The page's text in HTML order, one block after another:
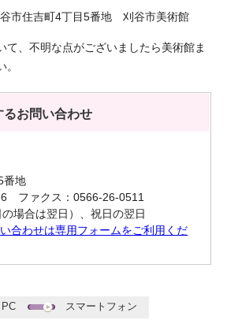
市住吉町4丁目5番地 刈谷市美術館
、不明な点がございましたら美術館ま
るお問い合わせ
番地
ファクス：0566-26-0511
場合は翌日）、祝日の翌日
合わせは専用フォームをご利用くだ
PC スマートフォン